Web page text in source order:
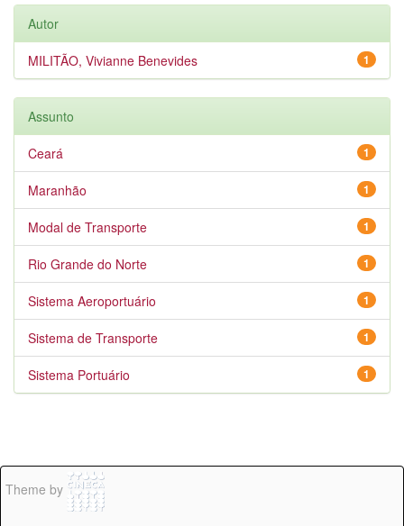
Autor
1
MILITÃO, Vivianne Benevides
Assunto
1
Ceará
1
Maranhão
1
Modal de Transporte
1
Rio Grande do Norte
1
Sistema Aeroportuário
1
Sistema de Transporte
1
Sistema Portuário
Theme by